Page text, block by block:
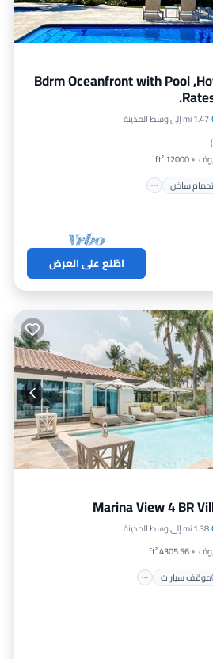
6 Bdrm Oceanfront with Pool
1.47 mi إلى وسط المدينة
)
12000 ft²
ساخن
حوض استحمام ساخن
اطّلع على العرض
Marina View 4 BR
1.38 mi إلى وسط المدينة
4305.56 ft²
موقف سيارات
موقف سيارات